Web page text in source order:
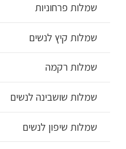
שמלות פרחוניות
שמלות קיץ לנשים
שמלות רקמה
שמלות שושבינה לנשים
שמלות שיפון לנשים